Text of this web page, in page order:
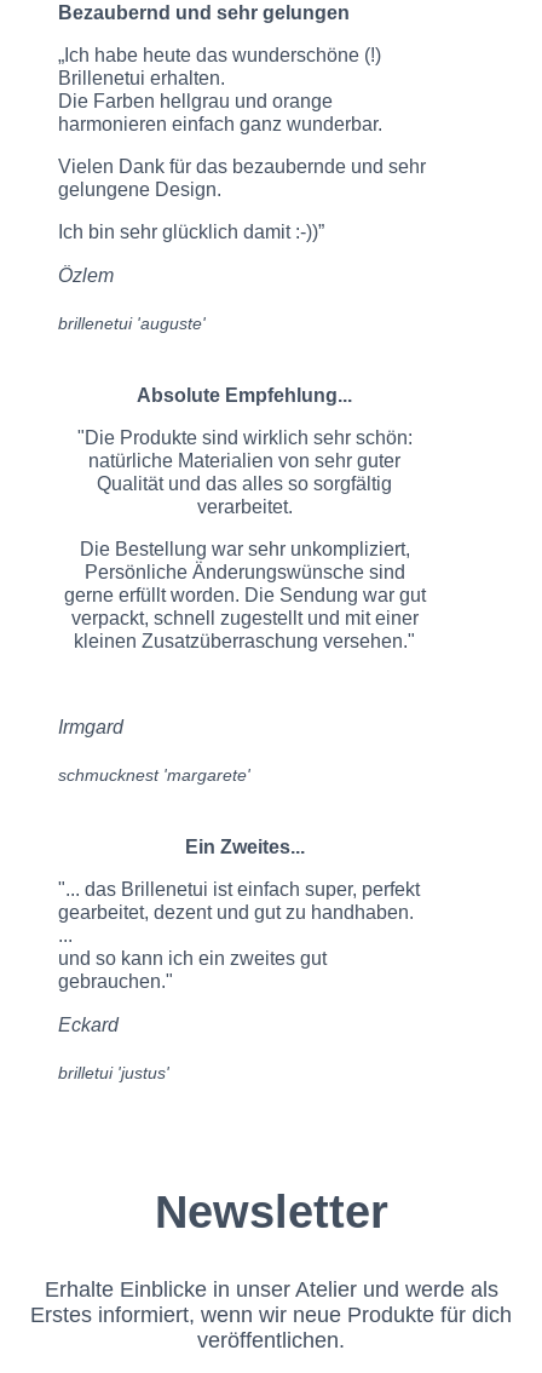
Bezaubernd und sehr gelungen
„Ich habe heute das wunderschöne (!)
Brillenetui erhalten.
Die Farben hellgrau und orange
harmonieren einfach ganz wunderbar.
Vielen Dank für das bezaubernde und sehr
gelungene Design.
Ich bin sehr glücklich damit :-))”
Özlem
brillenetui 'auguste'
Absolute Empfehlung...
"Die Produkte sind wirklich sehr schön:
natürliche Materialien von sehr guter
Qualität und das alles so sorgfältig
verarbeitet.
Die Bestellung war sehr unkompliziert,
Persönliche Änderungswünsche sind
gerne erfüllt worden. Die Sendung war gut
verpackt, schnell zugestellt und mit einer
kleinen Zusatzüberraschung versehen."
Irmgard
schmucknest 'margarete'
Ein Zweites...
"... das Brillenetui ist einfach super, perfekt
gearbeitet, dezent und gut zu handhaben.
...
und so kann ich ein zweites gut
gebrauchen."
Eckard
brilletui 'justus'
Newsletter
Erhalte Einblicke in unser Atelier und werde als
Erstes informiert, wenn wir neue Produkte für dich
veröffentlichen.